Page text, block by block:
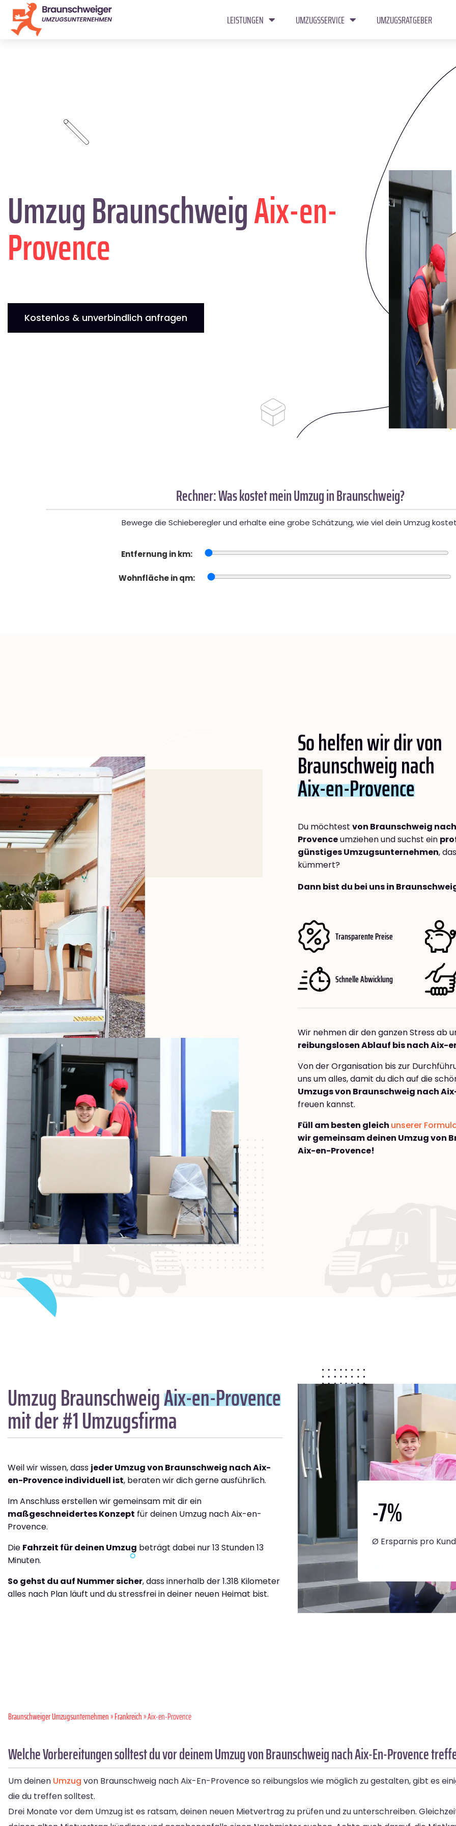
LEISTUNGEN UMZUGSSERVICE UMZUGSRATGEBER
Umzug BraunschweigAix-en-
Provence
Kostenlos & unverbindlich anfragen
Rechner: Was kostet mein Umzug in Braunschweig?
Bewege die Schieberegler und erhalte eine grobe Schätzung, wie viel dein Umzug
Entfernung in km:
Wohnfläche in qm:
So helfen wir dir von
Braunschweig nach
Aix-en-Provence
Du möchtest von Braunschweig
Provenceumziehen und suchst ein
günstiges Umzugsunternehmen,
kümmert?
Dann bist du bei uns in
Transparente Preise
Schnelle Abwicklung
Wir nehmen dir den ganzen Stress ab
reibungslosen Ablauf bis nach Aix-
Von der Organisation bis zur
uns um alles, damit du dich auf die
Umzugs von Braunschweig nach
freuen kannst.
Füll am besten gleich unserer
wir gemeinsam deinen Umzug von
Aix-en-Provence!
Umzug BraunschweigAix-en-Provence
mit der #1 Umzugsfirma
Weil wir wissen, dass jeder Umzug von Braunschweig nach Aix-
en-Provence individuell ist, beraten wir dich gerne ausführlich.
Im Anschluss erstellen wir gemeinsam mit dir ein
maßgeschneidertes Konzept für deinen Umzug nach Aix-en-
Provence.
Die Fahrzeit für deinen Umzug beträgt dabei nur 13 Stunden 13
Minuten.
So gehst du auf Nummer sicher, dass innerhalb der 1.318 Kilometer
alles nach Plan läuft und du stressfrei in deiner neuen Heimat bist.
-7%
Ø Ersparnis pro
Braunschweiger Umzugsunternehmen»Frankreich» Aix-en-Provence
Welche Vorbereitungen solltest du vor deinem Umzug von Braunschweig nach Aix-En-Provence
Um deinen Umzug von Braunschweig nach Aix-En-Provence so reibungslos wie möglich zu gestalten, gibt es
die du treffen solltest.
Drei Monate vor dem Umzug ist es ratsam, deinen neuen Mietvertrag zu prüfen und zu unterschreiben.